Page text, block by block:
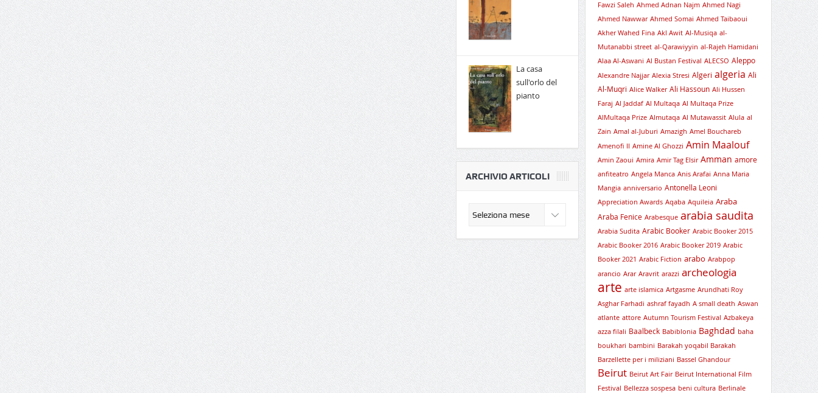
La casa
sull'orlo del
pianto
ARCHIVIO ARTICOLI
Fawzi Saleh Ahmed Adnan Najm Ahmed Nagi
Ahmed Nawwar Ahmed Somai Ahmed Taibaoui
Akher Wahed Fina Akl Awit Al-Musiqa al-
Mutanabbi street al-Qarawiyyin al-Rajeh Hamidani
Alaa Al-Aswani Al Bustan Festival ALECSO Aleppo
Alexandre Najjar Alexia Stresi Algeri algeria Ali
Al-Muqri Alice Walker Ali Hassoun Ali Hussen
Faraj Al Jaddaf Al Multaqa Al Multaqa Prize
AlMultaqa Prize Almutaqa Al Mutawassit Alula al
Zain Amal al-Juburi Amazigh Amel Bouchareb
Amenofi II Amine Al Ghozzi Amin Maalouf
Amin Zaoui Amira Amir Tag Elsir Amman amore
anfiteatro Angela Manca Anis Arafai Anna Maria
Mangia anniversario Antonella Leoni
Appreciation Awards Aqaba Aquileia Araba
Araba Fenice Arabesque arabia saudita
Arabia Sudita Arabic Booker Arabic Booker 2015
Arabic Booker 2016 Arabic Booker 2019 Arabic
Booker 2021 Arabic Fiction arabo Arabpop
arancio Arar Aravrit arazzi archeologia
arte arte islamica Artgasme Arundhati Roy
Asghar Farhadi ashraf fayadh A small death Aswan
atlante attore Autumn Tourism Festival Azbakeya
azza filali Baalbeck Babiblonia Baghdad baha
boukhari bambini Barakah yoqabil Barakah
Barzellette per i miliziani Bassel Ghandour
Beirut Beirut Art Fair Beirut International Film
Festival Bellezza sospesa beni cultura Berlinale